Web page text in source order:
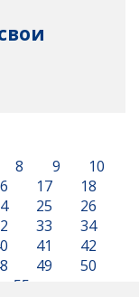
8 9
10
17
18
25
26
33
34
41
42
49
50
55